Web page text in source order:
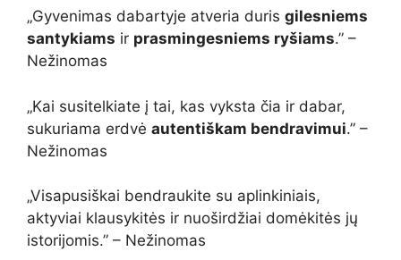
„Gyvenimas dabartyje atveria duris gilesniems
santykiams ir prasmingesniems ryšiams.” –
Nežinomas
„Kai susitelkiate į tai, kas vyksta čia ir dabar,
sukuriama erdvė autentiškam bendravimui.” –
Nežinomas
„Visapusiškai bendraukite su aplinkiniais,
aktyviai klausykitės ir nuoširdžiai domėkitės jų
istorijomis.” – Nežinomas